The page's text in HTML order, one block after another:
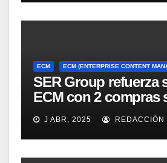
ECM ECM (ENTERPRISE CONTENT
SER Group refuerza
ECM con 2 compras
marzo
J ABR, 2025 REDACCIÓN